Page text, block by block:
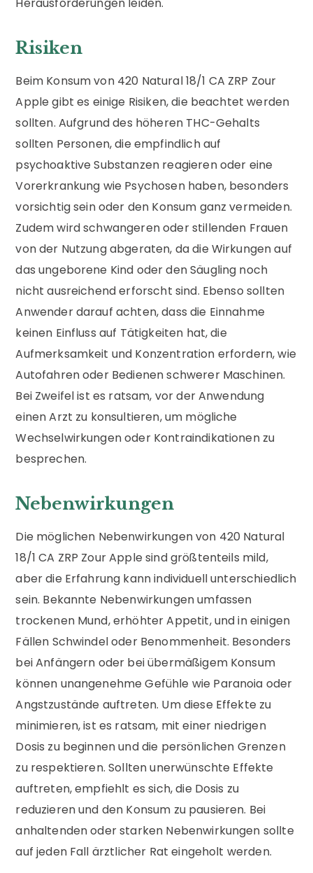
Risiken
Beim Konsum von 420 Natural 18/1 CA ZRP Zour
Apple gibt es einige Risiken, die beachtet werden
sollten. Aufgrund des höheren THC-Gehalts
sollten Personen, die empfindlich auf
psychoaktive Substanzen reagieren oder eine
Vorerkrankung wie Psychosen haben, besonders
vorsichtig sein oder den Konsum ganz vermeiden.
Zudem wird schwangeren oder stillenden Frauen
von der Nutzung abgeraten, da die Wirkungen auf
das ungeborene Kind oder den Säugling noch
nicht ausreichend erforscht sind. Ebenso sollten
Anwender darauf achten, dass die Einnahme
keinen Einfluss auf Tätigkeiten hat, die
Aufmerksamkeit und Konzentration erfordern, wie
Autofahren oder Bedienen schwerer Maschinen.
Bei Zweifel ist es ratsam, vor der Anwendung
einen Arzt zu konsultieren, um mögliche
Wechselwirkungen oder Kontraindikationen zu
besprechen.
Nebenwirkungen
Die möglichen Nebenwirkungen von 420 Natural
18/1 CA ZRP Zour Apple sind größtenteils mild,
aber die Erfahrung kann individuell unterschiedlich
sein. Bekannte Nebenwirkungen umfassen
trockenen Mund, erhöhter Appetit, und in einigen
Fällen Schwindel oder Benommenheit. Besonders
bei Anfängern oder bei übermäßigem Konsum
können unangenehme Gefühle wie Paranoia oder
Angstzustände auftreten. Um diese Effekte zu
minimieren, ist es ratsam, mit einer niedrigen
Dosis zu beginnen und die persönlichen Grenzen
zu respektieren. Sollten unerwünschte Effekte
auftreten, empfiehlt es sich, die Dosis zu
reduzieren und den Konsum zu pausieren. Bei
anhaltenden oder starken Nebenwirkungen sollte
auf jeden Fall ärztlicher Rat eingeholt werden.